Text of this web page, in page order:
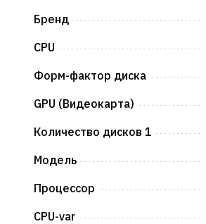
Бренд
CPU
Форм-фактор диска
GPU (Видеокарта)
Количество дисков 1
Модель
Процессор
CPU-var